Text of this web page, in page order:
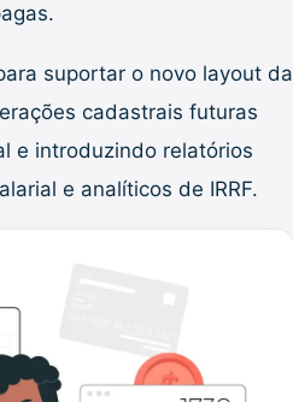
suportar o novo layout da
cadastrais futuras
e introduzindo relatórios
e analíticos de IRRF.